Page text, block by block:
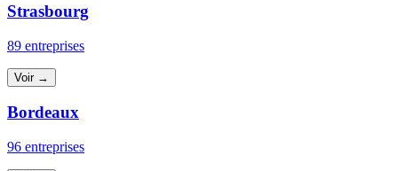
Strasbourg
89 entreprises
Voir →
Bordeaux
96 entreprises